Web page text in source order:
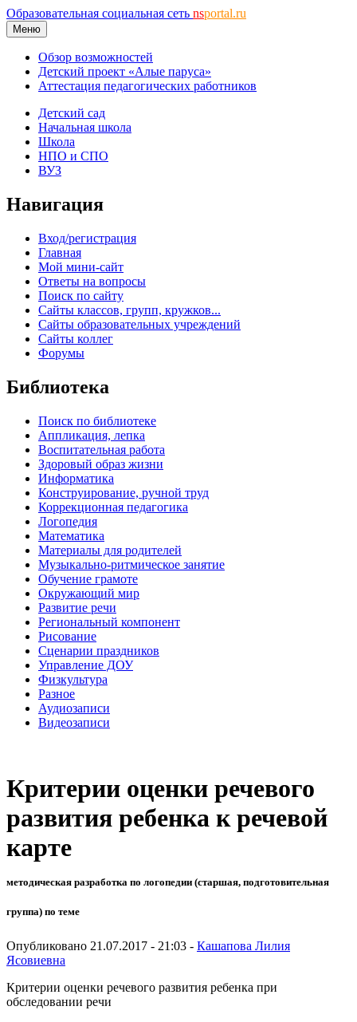
Образовательная социальная сеть nsportal.ru
Меню
Обзор возможностей
Детский проект «Алые паруса»
Аттестация педагогических работников
Детский сад
Начальная школа
Школа
НПО и СПО
ВУЗ
Навигация
Вход/регистрация
Главная
Мой мини-сайт
Ответы на вопросы
Поиск по сайту
Сайты классов, групп, кружков...
Сайты образовательных учреждений
Сайты коллег
Форумы
Библиотека
Поиск по библиотеке
Аппликация, лепка
Воспитательная работа
Здоровый образ жизни
Информатика
Конструирование, ручной труд
Коррекционная педагогика
Логопедия
Математика
Материалы для родителей
Музыкально-ритмическое занятие
Обучение грамоте
Окружающий мир
Развитие речи
Региональный компонент
Рисование
Сценарии праздников
Управление ДОУ
Физкультура
Разное
Аудиозаписи
Видеозаписи
Критерии оценки речевого
развития ребенка к речевой
карте
методическая разработка по логопедии (старшая, подготовительная
группа) по теме
Опубликовано 21.07.2017 - 21:03 - Кашапова Лилия
Ясовиевна
Критерии оценки речевого развития ребенка при
обследовании речи